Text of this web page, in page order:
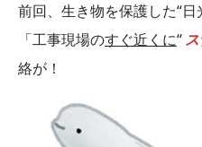
前回、生き物を保護した“
「工事現場のすぐ近くに“
絡が！